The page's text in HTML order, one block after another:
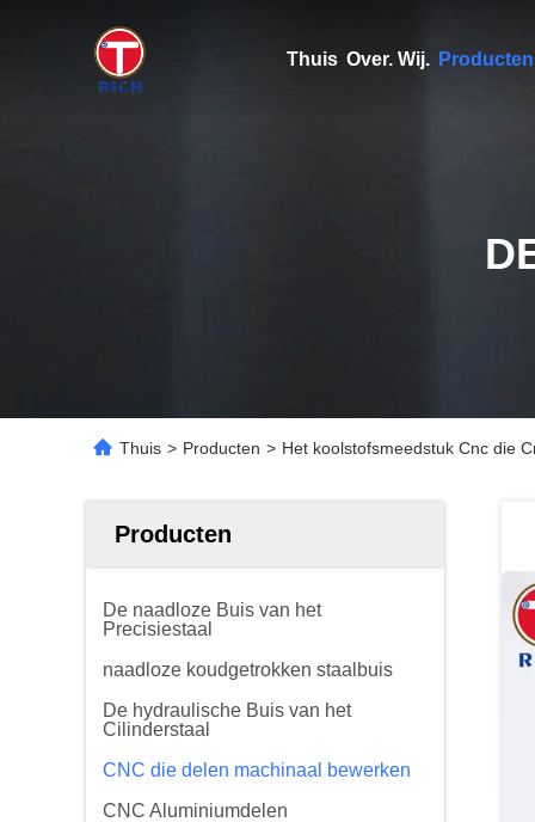
Thuis Over. Wij. Producten
Thuis > Producten > Het koolstofsmeedstuk Cnc die
Producten
De naadloze Buis van het
Precisiestaal
naadloze koudgetrokken staalbuis
De hydraulische Buis van het
Cilinderstaal
CNC die delen machinaal bewerken
CNC Aluminiumdelen